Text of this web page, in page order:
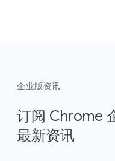
企业版资讯
订阅 Chrome
最新资讯